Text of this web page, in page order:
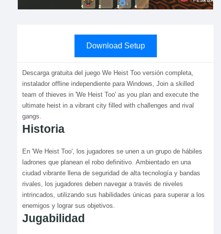
Download Setup
Descarga gratuita del juego We Heist Too versión completa,
instalador offline independiente para Windows, Join a skilled
team of thieves in 'We Heist Too' as you plan and execute the
ultimate heist in a vibrant city filled with challenges and rival
gangs.
Historia
En 'We Heist Too', los jugadores se unen a un grupo de hábiles
ladrones que planean el robo definitivo. Ambientado en una
ciudad vibrante llena de seguridad de alta tecnología y bandas
rivales, los jugadores deben navegar a través de niveles
intrincados, utilizando sus habilidades únicas para superar a los
enemigos y lograr sus objetivos.
Jugabilidad